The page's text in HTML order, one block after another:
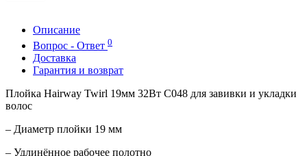
Описание
Вопрос - Ответ 0
Доставка
Гарантия и возврат
Плойка Hairway Twirl 19мм 32Вт С048 для завивки и укладки
волос
– Диаметр плойки 19 мм
– Удлинённое рабочее полотно